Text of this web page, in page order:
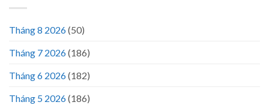
Tháng 8 2026(50)
Tháng 7 2026(186)
Tháng 6 2026(182)
Tháng 5 2026(186)